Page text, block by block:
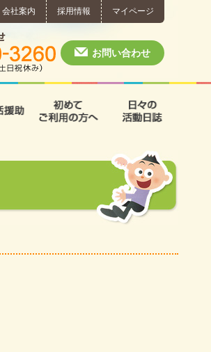
会社案内 採用情報 マイページ
個別相談・お問い合わせ
お問い合わせ